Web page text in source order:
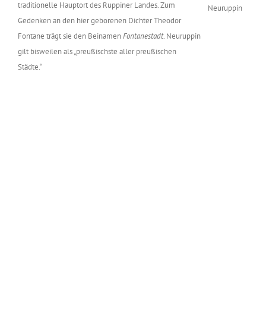
traditionelle Hauptort des Ruppiner Landes. Zum
Gedenken an den hier geborenen Dichter Theodor
Fontane trägt sie den BeinamenFontanestadt. Neuruppin
gilt bisweilen als „preußischste aller preußischen
Städte.“